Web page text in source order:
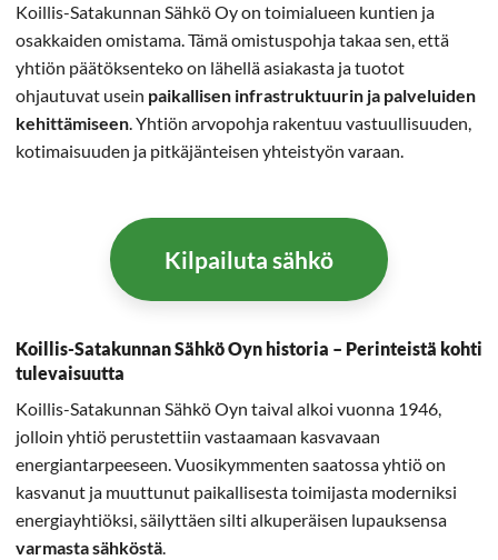
Koillis-Satakunnan Sähkö Oy on toimialueen kuntien ja
osakkaiden omistama. Tämä omistuspohja takaa sen, että
yhtiön päätöksenteko on lähellä asiakasta ja tuotot
ohjautuvat usein paikallisen infrastruktuurin ja palveluiden
kehittämiseen. Yhtiön arvopohja rakentuu vastuullisuuden,
kotimaisuuden ja pitkäjänteisen yhteistyön varaan.
Kilpailuta sähkö
Koillis-Satakunnan Sähkö Oyn historia – Perinteistä kohti
tulevaisuutta
Koillis-Satakunnan Sähkö Oyn taival alkoi vuonna 1946,
jolloin yhtiö perustettiin vastaamaan kasvavaan
energiantarpeeseen. Vuosikymmenten saatossa yhtiö on
kasvanut ja muuttunut paikallisesta toimijasta moderniksi
energiayhtiöksi, säilyttäen silti alkuperäisen lupauksensa
varmasta sähköstä